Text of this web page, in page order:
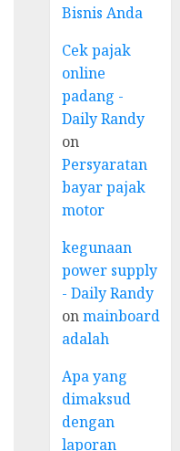
Bisnis Anda
Cek pajak
online
padang -
Daily Randy
on
Persyaratan
bayar pajak
motor
kegunaan
power supply
- Daily Randy
onmainboard
adalah
Apa yang
dimaksud
dengan
laporan